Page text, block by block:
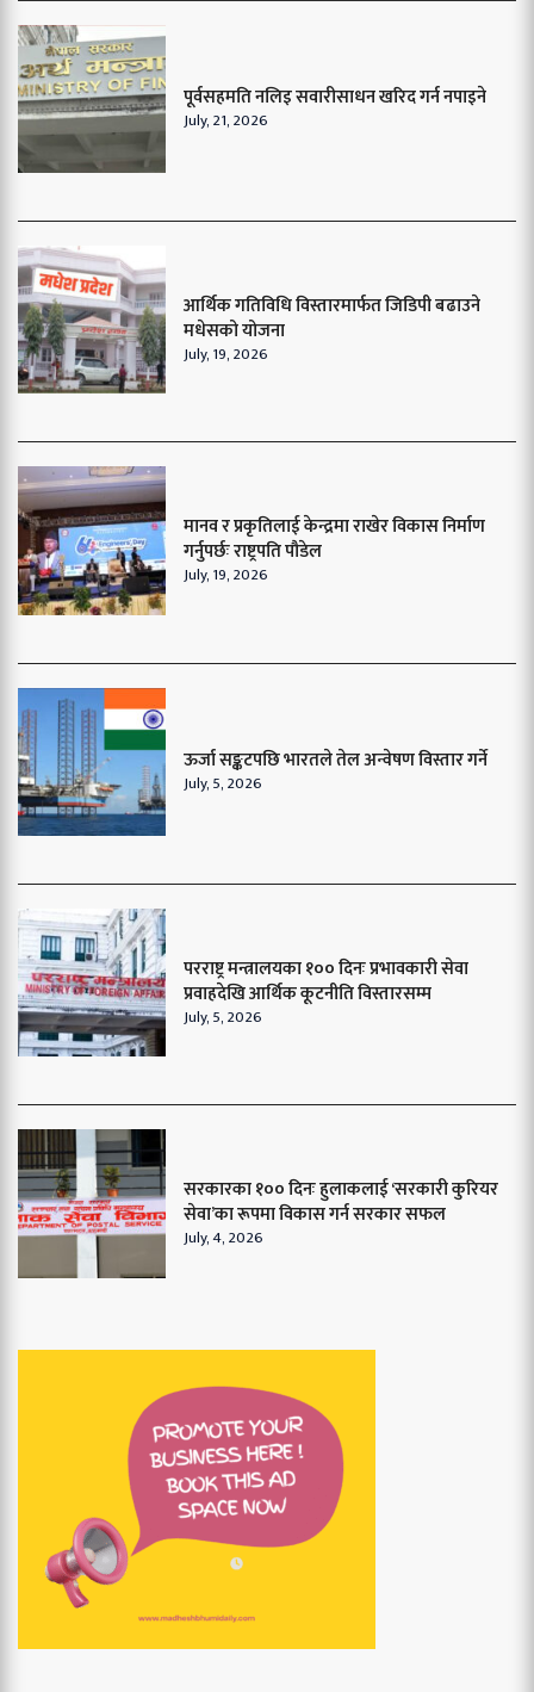
पूर्वसहमति नलिइ सवारीसाधन खरिद गर्न नपाइने
July, 21, 2026
आर्थिक गतिविधि विस्तारमार्फत जिडिपी बढाउने
मधेसको योजना
July, 19, 2026
मानव र प्रकृतिलाई केन्द्रमा राखेर विकास निर्माण
गर्नुपर्छः राष्ट्रपति पौडेल
July, 19, 2026
ऊर्जा सङ्कटपछि भारतले तेल अन्वेषण विस्तार गर्ने
July, 5, 2026
परराष्ट्र मन्त्रालयका १०० दिनः प्रभावकारी सेवा
प्रवाहदेखि आर्थिक कूटनीति विस्तारसम्म
July, 5, 2026
सरकारका १०० दिनः हुलाकलाई ‘सरकारी कुरियर
सेवा’का रूपमा विकास गर्न सरकार सफल
July, 4, 2026